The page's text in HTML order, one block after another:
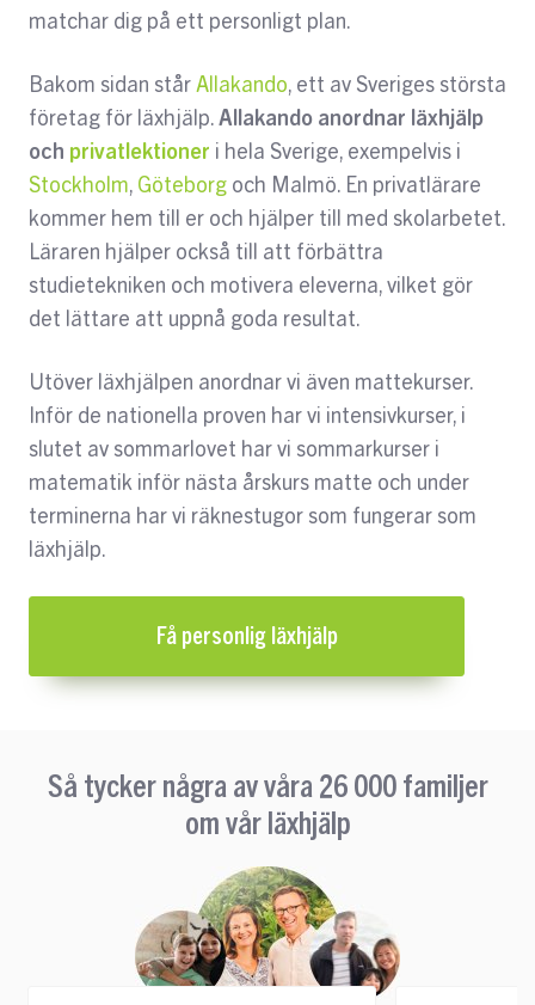
matchar dig på ett personligt plan.
Bakom sidan står Allakando, ett av Sveriges största
företag för läxhjälp. Allakando anordnar läxhjälp
och privatlektioner i hela Sverige, exempelvis i
Stockholm, Göteborg och Malmö. En privatlärare
kommer hem till er och hjälper till med skolarbetet.
Läraren hjälper också till att förbättra
studietekniken och motivera eleverna, vilket gör
det lättare att uppnå goda resultat.
Utöver läxhjälpen anordnar vi även mattekurser.
Inför de nationella proven har vi intensivkurser, i
slutet av sommarlovet har vi sommarkurser i
matematik inför nästa årskurs matte och under
terminerna har vi räknestugor som fungerar som
läxhjälp.
Få personlig läxhjälp
Så tycker några av våra 26 000 familjer
om vår läxhjälp